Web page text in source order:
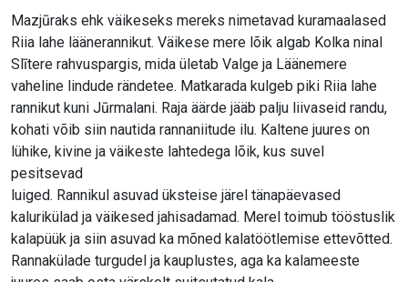
Mazjūraks ehk väikeseks mereks nimetavad kuramaalased
Riia lahe läänerannikut. Väikese mere lõik algab Kolka ninal
Slītere rahvuspargis, mida ületab Valge ja Läänemere
vaheline lindude rändetee. Matkarada kulgeb piki Riia lahe
rannikut kuni Jūrmalani. Raja äärde jääb palju liivaseid randu,
kohati võib siin nautida rannaniitude ilu. Kaltene juures on
lühike, kivine ja väikeste lahtedega lõik, kus suvel
pesitsevad
luiged. Rannikul asuvad üksteise järel tänapäevased
kalurikülad ja väikesed jahisadamad. Merel toimub tööstuslik
kalapüük ja siin asuvad ka mõned kalatöötlemise ettevõtted.
Rannakülade turgudel ja kauplustes, aga ka kalameeste